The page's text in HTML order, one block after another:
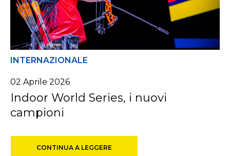
INTERNAZIONALE
02 Aprile 2026
Indoor World Series, i nuovi
campioni
CONTINUA A LEGGERE